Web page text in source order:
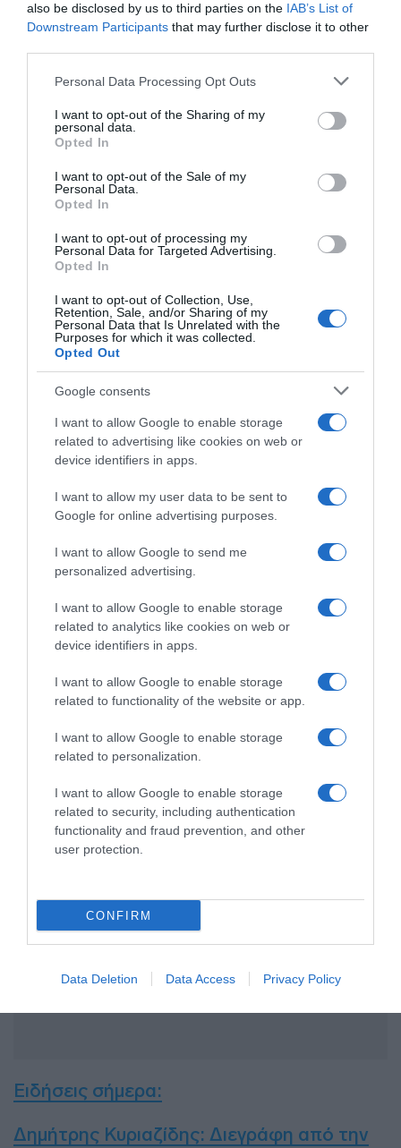
also be disclosed by us to third parties on the IAB’s List of
Downstream Participants that may further disclose it to other
Please note that this website/app uses one or more Google
not limited to your visit or usage behaviour. You may click to
grant or deny consent to Google and its third-party tags to
use your data for below specified purposes in below Google
consent section.
Personal Data Processing Opt Outs
I want to opt-out of the Sharing of my
personal data.
Opted In
I want to opt-out of the Sale of my
Personal Data.
Opted In
I want to opt-out of processing my
Personal Data for Targeted Advertising.
Opted In
I want to opt-out of Collection, Use,
Retention, Sale, and/or Sharing of my
Personal Data that Is Unrelated with the
Purposes for which it was collected.
Opted Out
Google consents
I want to allow Google to enable storage
related to advertising like cookies on web or
device identifiers in apps.
I want to allow my user data to be sent to
Google for online advertising purposes.
I want to allow Google to send me
personalized advertising.
I want to allow Google to enable storage
related to analytics like cookies on web or
device identifiers in apps.
I want to allow Google to enable storage
related to functionality of the website or app.
I want to allow Google to enable storage
related to personalization.
I want to allow Google to enable storage
related to security, including authentication
functionality and fraud prevention, and other
user protection.
CONFIRM
Data Deletion Data Access Privacy Policy
υποστηρίξουμε οργανώσεις που αγωνίζονται
για τα δικαιώματα των γυναικών. Μπορούμε
όλοι να θυμόμαστε ότι αγωνιζόμενοι για την
δίκαιη, ευημερούσα και ανθρώπινη κοινωνία
για όλους.
Ήρθε η ώρα να μετατρέψουμε την
ευαισθητοποίηση σε δράση, να
αντικαταστήσουμε τον εφησυχασμό με τη
δέσμευση και να διασφαλίσουμε ότι κάθε
δυνατότητές της. Ας επιταχύνουμε τη δράση
και ας μετατρέψουμε επιτέλους την
υπόσχεση της ισότητας σε πραγματικότητα
για όλους.
* Η Ελεονώρα Μελέτηείναι
ευρωβουλευτής της ΝΔ και του ΕΛΚ και
συντονίστρια της Κοινοβουλευτικής
Ομάδας του ΕΛΚ στην Επιτροπή
Δικαιωμάτων των Γυναικών και Ισότητας
των Φύλων.
Ειδήσεις σήμερα:
Δημήτρης Κυριαζίδης: Διεγράφη από την